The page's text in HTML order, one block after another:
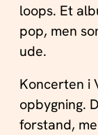
loops. Et
pop, men
ude.
Koncerten i
opbygning.
forstand,